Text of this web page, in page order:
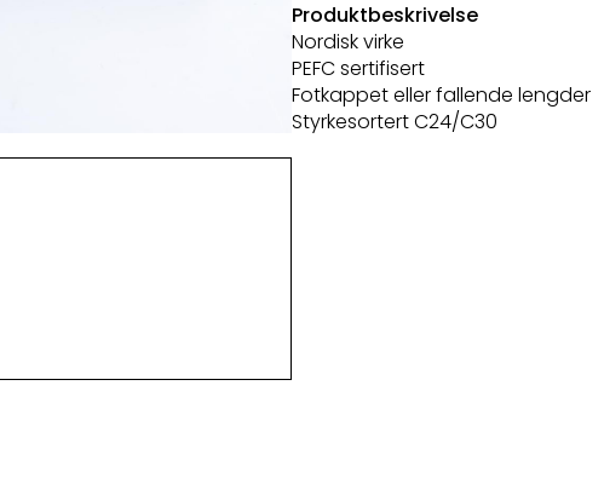
Produktbeskrivelse
Nordisk virke
PEFC sertifisert
Fotkappet eller fallende lengder
Styrkesortert C24/C30